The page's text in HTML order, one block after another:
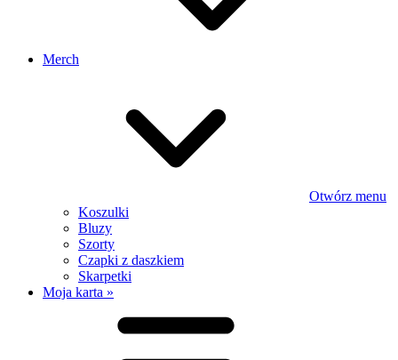
Merch
Otwórz menu
Koszulki
Bluzy
Szorty
Czapki z daszkiem
Skarpetki
Moja karta »